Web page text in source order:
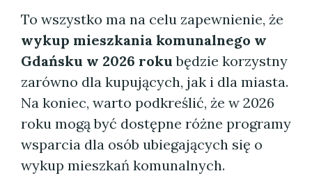
To wszystko ma na celu zapewnienie, że
wykup mieszkania komunalnego w
Gdańsku w 2026 roku będzie korzystny
zarówno dla kupujących, jak i dla miasta.
Na koniec, warto podkreślić, że w 2026
roku mogą być dostępne różne programy
wsparcia dla osób ubiegających się o
wykup mieszkań komunalnych.